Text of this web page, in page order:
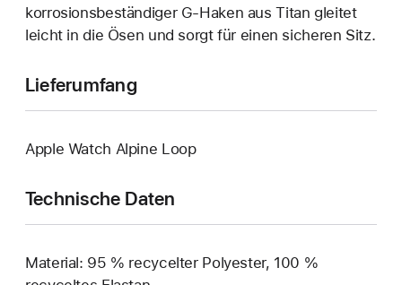
korrosionsbeständiger G-Haken aus Titan gleitet
leicht in die Ösen und sorgt für einen sicheren Sitz.
Lieferumfang
Apple Watch Alpine Loop
Technische Daten
Material: 95 % recycelter Polyester, 100 %